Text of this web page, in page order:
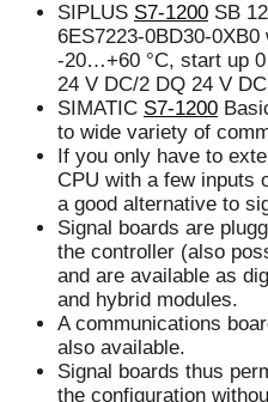
SIPLUS S7-1200 SB
6ES7223-0BD30-
-20…+60 °C, start up 0
24 V DC/2 DQ 24 V DC
SIMATIC S7-1200
to wide variety of
If you only have to
CPU with a few inputs
a good alternative to
Signal boards are
the controller (also
and are available as
and hybrid modules.
A communications
also available.
Signal boards thus
the configuration